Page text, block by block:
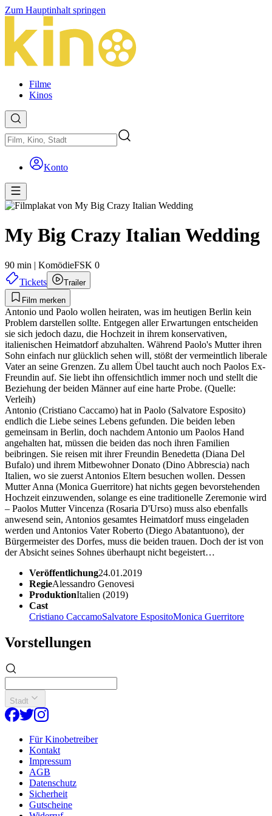
Zum Hauptinhalt springen
Filme
Kinos
Konto
My Big Crazy Italian Wedding
90 min | KomödieFSK 0
Tickets
Trailer
Film merken
Antonio und Paolo wollen heiraten, was im heutigen Berlin kein
Problem darstellen sollte. Entgegen aller Erwartungen entscheiden
sie sich jedoch dazu, die Hochzeit in ihrem konservativen,
italienischen Heimatdorf abzuhalten. Während Paolo's Mutter ihren
Sohn einfach nur glücklich sehen will, stößt der vermeintlich liberale
Vater an seine Grenzen. Zu allem Übel taucht auch noch Paolos Ex-
Freundin auf. Sie liebt ihn offensichtlich immer noch und stellt die
Beziehung der beiden Männer auf eine harte Probe. (Quelle:
Verleih)
Antonio (Cristiano Caccamo) hat in Paolo (Salvatore Esposito)
endlich die Liebe seines Lebens gefunden. Die beiden leben
gemeinsam in Berlin, doch nachdem Antonio um Paolos Hand
angehalten hat, müssen die beiden das noch ihren Familien
beibringen. Sie reisen mit ihrer Freundin Benedetta (Diana Del
Bufalo) und ihrem Mitbewohner Donato (Dino Abbrescia) nach
Italien, wo sie zuerst Antonios Eltern besuchen wollen. Dessen
Mutter Anna (Monica Guerritore) hat nichts gegen bevorstehenden
Hochzeit einzuwenden, solange es eine traditionelle Zeremonie wird
– Paolos Mutter Vincenza (Rosaria D'Urso) muss also ebenfalls
anwesend sein, Antonios gesamtes Heimatdorf muss eingeladen
werden und Antonios Vater Roberto (Diego Abatantuono), der
Bürgermeister des Dorfes, muss die beiden trauen. Doch der ist von
der Absicht seines Sohnes überhaupt nicht begeistert…
Veröffentlichung24.01.2019
RegieAlessandro Genovesi
ProduktionItalien (2019)
Cast
Cristiano CaccamoSalvatore EspositoMonica Guerritore
Vorstellungen
Stadt
Für Kinobetreiber
Kontakt
Impressum
AGB
Datenschutz
Sicherheit
Gutscheine